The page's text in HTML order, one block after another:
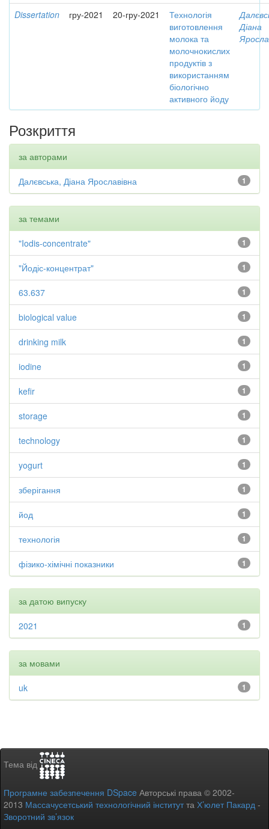
Dissertation гру-2021 20-гру-2021
Технологія
виготовлення
молока та
молочнокислих
продуктів з
використанням
біологічно
активного йоду
Діана
Розкриття
за авторами
1
Далєвська, Діана Ярославівна
за темами
1
"Iodis-concentrate"
1
"Йодіс-концентрат"
1
63.637
1
biological value
1
drinking milk
1
iodine
1
kefir
1
storage
1
technology
1
yogurt
1
зберігання
1
йод
1
технологія
1
фізико-хімічні показники
за датою випуску
1
2021
за мовами
1
uk
Тема від
Програмне забезпечення DSpace Авторські права © 2002-
2013 Массачусетський технологічний інститутта Х’юлет Пакард -
Зворотний зв’язок